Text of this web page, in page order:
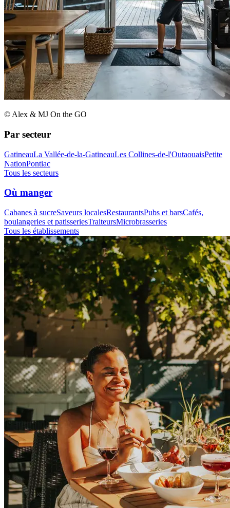
© Alex & MJ On the GO
Par secteur
GatineauLa Vallée-de-la-GatineauLes Collines-de-l'OutaouaisPetite
NationPontiac
Tous les secteurs
Où manger
Cabanes à sucreSaveurs localesRestaurantsPubs et barsCafés,
boulangeries et patisseriesTraiteursMicrobrasseries
Tous les établissements